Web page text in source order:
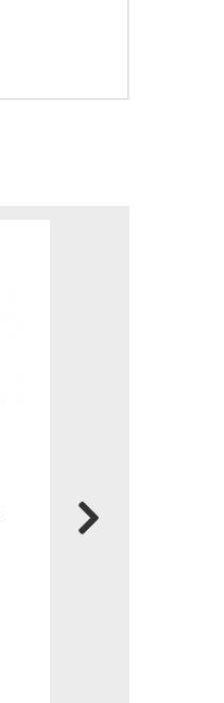
hidraulinis kūjis